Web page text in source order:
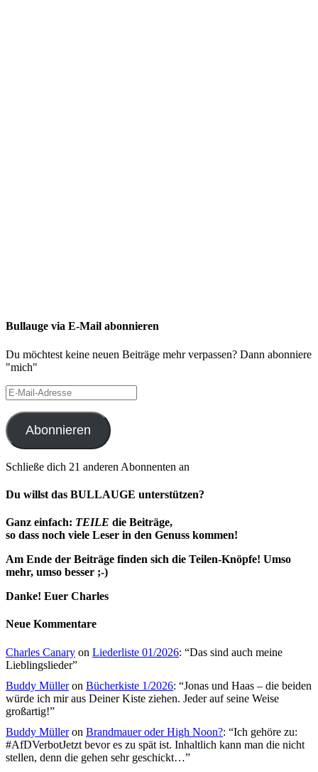
Bullauge via E-Mail abonnieren
Du möchtest keine neuen Beiträge mehr verpassen? Dann abonniere
"mich"
E-
Mail-
Adresse
Abonnieren
Schließe dich 21 anderen Abonnenten an
Du willst das BULLAUGE unterstützen?
Ganz einfach: TEILE die Beiträge,
so dass noch viele Leser in den Genuss kommen!
Am Ende der Beiträge finden sich die Teilen-Knöpfe! Umso
mehr, umso besser ;-)
Danke! Euer Charles
Neue Kommentare
Charles Canary on Liederliste 01/2026: “Das sind auch meine
Lieblingslieder”
Buddy Mülleron Bücherkiste 1/2026: “Jonas und Haas – die beiden
würde ich mir aus Deiner Kiste ziehen. Jeder auf seine Weise
großartig!”
Buddy Mülleron Brandmauer oder High Noon?: “Ich gehöre zu:
#AfDVerbotJetzt bevor es zu spät ist. Inhaltlich kann man die nicht
stellen, denn die gehen sehr geschickt…”